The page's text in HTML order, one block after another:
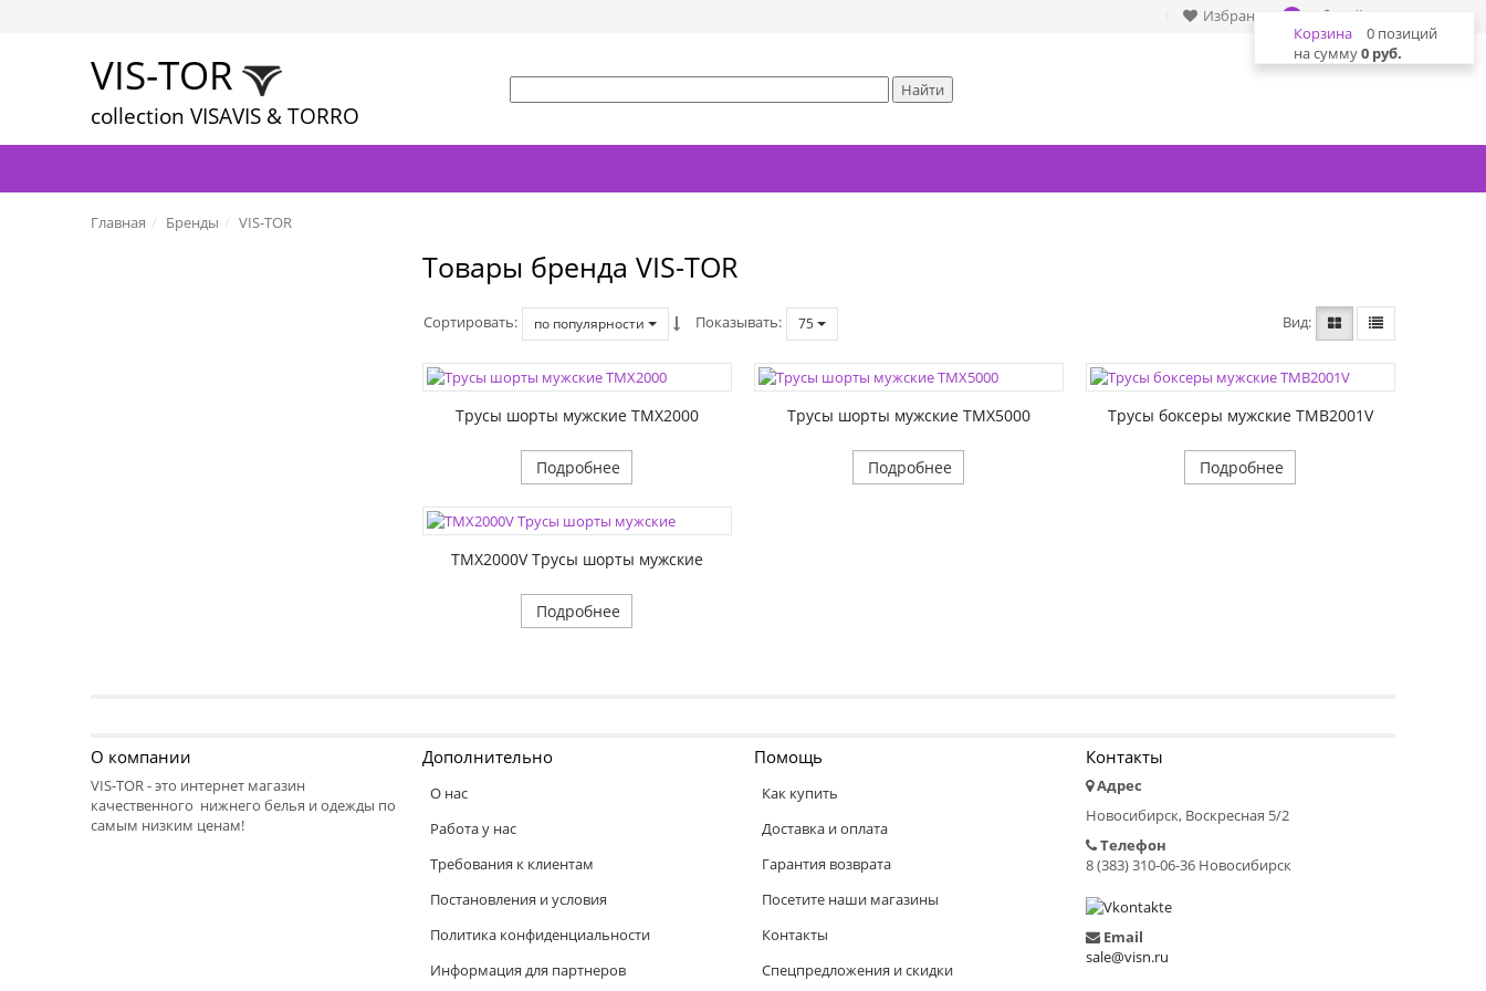
Войти
Избранное 0
VIS-TOR
collection VISAVIS & TORRO
Корзина
0 позиций
на сумму0 руб.
Главная Бренды VIS-TOR
Товары бренда VIS-TOR
Сортировать по популярности Показывать 75 Вид
Трусы шорты мужские TMX2000
Подробнее
Трусы шорты мужские TMX5000
Подробнее
Трусы боксеры мужские TMB2001V
Подробнее
TMX2000V Трусы шорты мужские
Подробнее
О компании
VIS-TOR - это интернет магазин
качественного нижнего белья и одежды по
самым низким ценам!
Дополнительно
О нас
Работа у нас
Требования к клиентам
Постановления и условия
Политика конфиденциальности
Информация для партнеров
Помощь
Как купить
Доставка и оплата
Гарантия возврата
Посетите наши магазины
Контакты
Спецпредложения и скидки
Контакты
Адрес
Новосибирск, Воскресная 5/2
Телефон
8 (383) 310-06-36 Новосибирск
Email
sale@visn.ru